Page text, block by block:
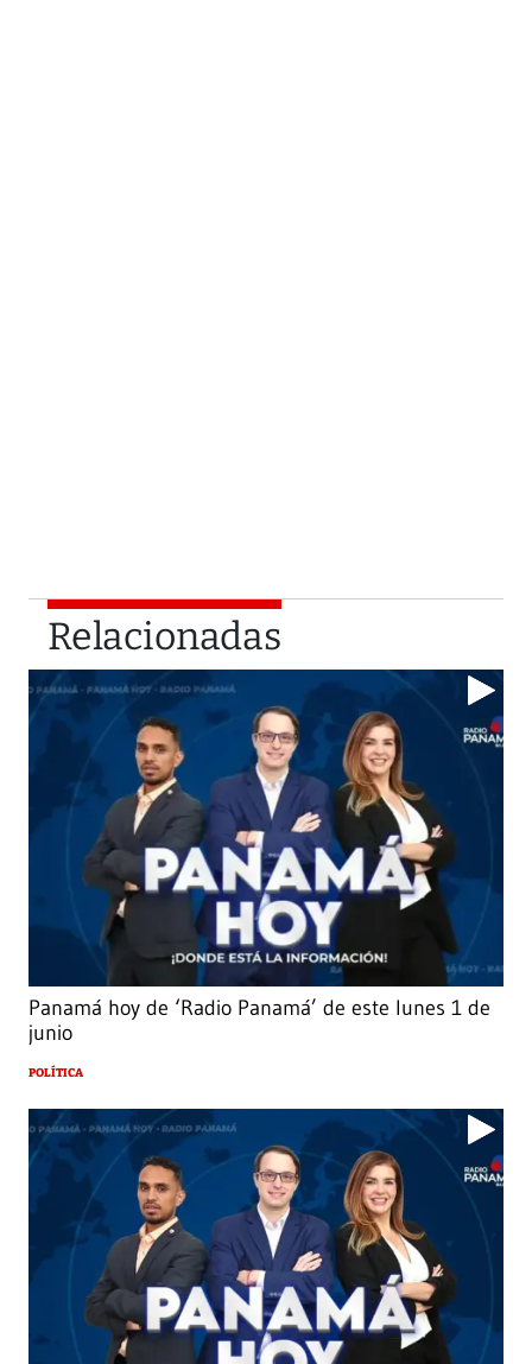
Relacionadas
Panamá hoy de ‘Radio Panamá’ de este lunes 1 de
junio
POLÍTICA